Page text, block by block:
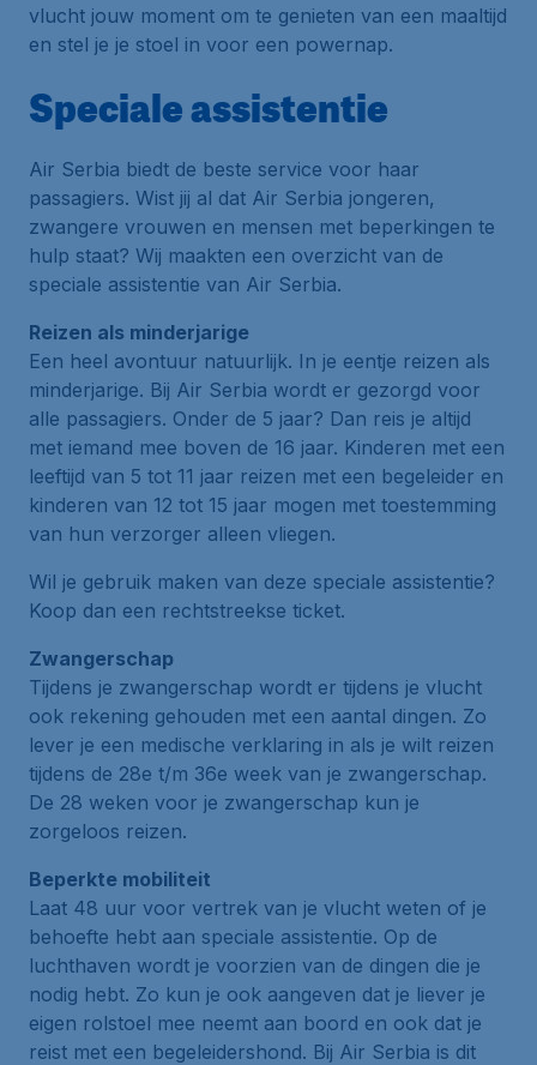
vlucht jouw moment om te genieten van een maaltijd
en stel je je stoel in voor een powernap.
Speciale assistentie
Air Serbia biedt de beste service voor haar
passagiers. Wist jij al dat Air Serbia jongeren,
zwangere vrouwen en mensen met beperkingen te
hulp staat? Wij maakten een overzicht van de
speciale assistentie van Air Serbia.
Reizen als minderjarige
Een heel avontuur natuurlijk. In je eentje reizen als
minderjarige. Bij Air Serbia wordt er gezorgd voor
alle passagiers. Onder de 5 jaar? Dan reis je altijd
met iemand mee boven de 16 jaar. Kinderen met een
leeftijd van 5 tot 11 jaar reizen met een begeleider en
kinderen van 12 tot 15 jaar mogen met toestemming
van hun verzorger alleen vliegen.
Wil je gebruik maken van deze speciale assistentie?
Koop dan een rechtstreekse ticket.
Zwangerschap
Tijdens je zwangerschap wordt er tijdens je vlucht
ook rekening gehouden met een aantal dingen. Zo
lever je een medische verklaring in als je wilt reizen
tijdens de 28e t/m 36e week van je zwangerschap.
De 28 weken voor je zwangerschap kun je
zorgeloos reizen.
Beperkte mobiliteit
Laat 48 uur voor vertrek van je vlucht weten of je
behoefte hebt aan speciale assistentie. Op de
luchthaven wordt je voorzien van de dingen die je
nodig hebt. Zo kun je ook aangeven dat je liever je
eigen rolstoel mee neemt aan boord en ook dat je
reist met een begeleidershond. Bij Air Serbia is dit